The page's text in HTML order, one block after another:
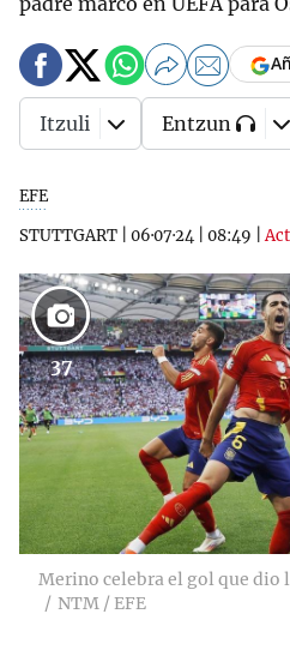
EFE
STUTTGART
06·07·24 08:49 |
Itzuli Entzun
37
Merino celebra el gol que dio
NTM / EFE